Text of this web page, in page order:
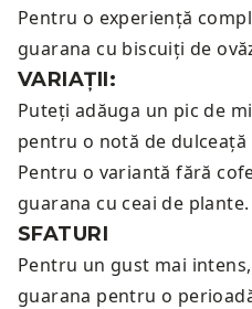
Pentru o experiență
guarana cu biscuiți de
VARIAȚII:
Puteți adăuga un pic de
pentru o notă de dulceață
Pentru o variantă fără
guarana cu ceai de plante.
SFATURI
Pentru un gust mai
guarana pentru o